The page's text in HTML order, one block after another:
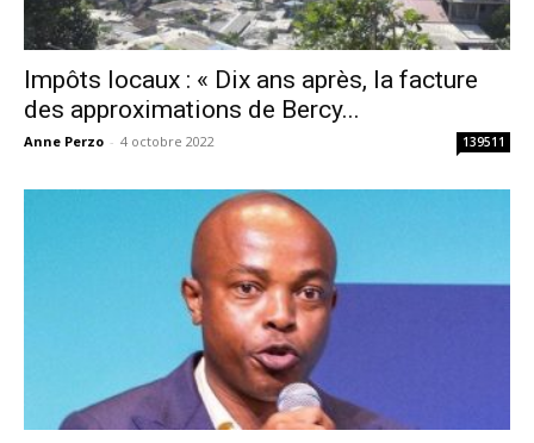
Impôts locaux : « Dix ans après, la facture
des approximations de Bercy...
Anne Perzo - 4 octobre 2022 139511